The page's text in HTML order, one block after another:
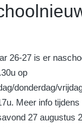
26-27 is er
op
donderdag/
Meer info tijdens
27 augustus